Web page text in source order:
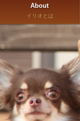
About
イリオとは